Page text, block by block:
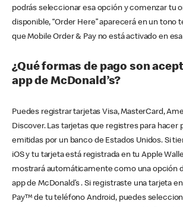
podrás seleccionar esa opción y comenzar tu
disponible, “Order Here” aparecerá en un tono
que Mobile Order & Pay no está activado en
¿Qué formas de pago son
app de McDonald’s?
Puedes registrar tarjetas Visa, MasterCard,
Discover. Las tarjetas que registres para hacer
emitidas por un banco de Estados Unidos. Si
iOS y tu tarjeta está registrada en tu Apple
mostrará automáticamente como una opción
app de McDonald’s . Si registraste una tarjeta
Pay™ de tu teléfono Android, puedes